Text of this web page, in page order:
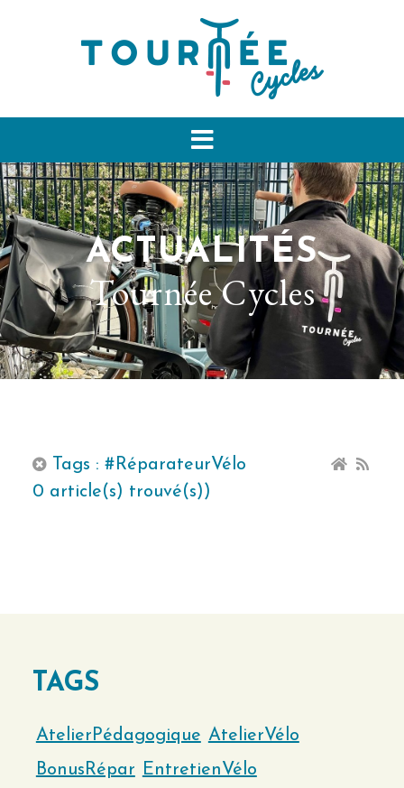
ACTUALITÉS
Tournée Cycles
Tags : #RéparateurVélo
0 article(s) trouvé(s))
TAGS
AtelierPédagogique AtelierVélo
BonusRépar EntretienVélo